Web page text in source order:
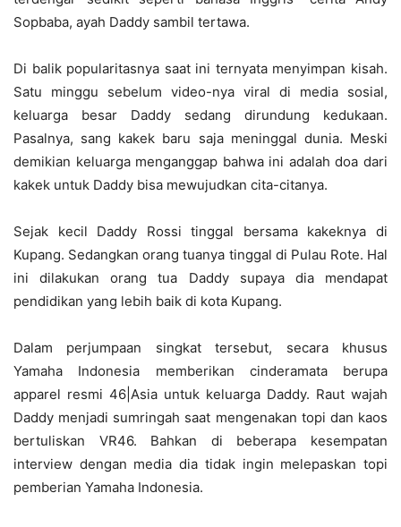
Sopbaba, ayah Daddy sambil tertawa.
Di balik popularitasnya saat ini ternyata menyimpan kisah.
Satu minggu sebelum video-nya viral di media sosial,
keluarga besar Daddy sedang dirundung kedukaan.
Pasalnya, sang kakek baru saja meninggal dunia. Meski
demikian keluarga menganggap bahwa ini adalah doa dari
kakek untuk Daddy bisa mewujudkan cita-citanya.
Sejak kecil Daddy Rossi tinggal bersama kakeknya di
Kupang. Sedangkan orang tuanya tinggal di Pulau Rote. Hal
ini dilakukan orang tua Daddy supaya dia mendapat
pendidikan yang lebih baik di kota Kupang.
Dalam perjumpaan singkat tersebut, secara khusus
Yamaha Indonesia memberikan cinderamata berupa
apparel resmi 46|Asia untuk keluarga Daddy. Raut wajah
Daddy menjadi sumringah saat mengenakan topi dan kaos
bertuliskan VR46. Bahkan di beberapa kesempatan
interview dengan media dia tidak ingin melepaskan topi
pemberian Yamaha Indonesia.